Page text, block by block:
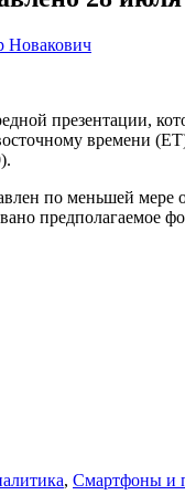
Новакович
презентации,
времени
по меньшей
предполагаемое
, Смартфоны и